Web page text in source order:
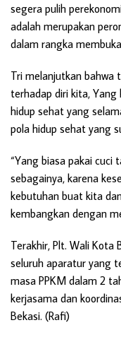
segera pulih
adalah merupakan
dalam rangka
Tri melanjutkan bahwa
terhadap diri kita,
hidup sehat yang
pola hidup sehat yang
“Yang biasa pakai cuci
sebagainya, karena
kebutuhan buat kita
kembangkan dengan
Terakhir, Plt. Wali Kota
seluruh aparatur yang
masa PPKM dalam 2
kerjasama dan
Bekasi. (Rafi)